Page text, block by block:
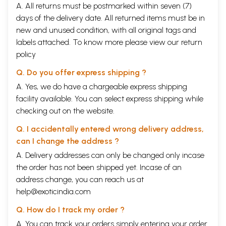
श्री शिव शर्मा से बड़ी सहायता मिली है ।
विषय सूची
( पहला भाग)
दूसरा परिच्छेद धुताङ्ग निर्देश
3 तीसरा परिच्छेद कर्मस्थान ग्रहण निर्देश 81
4 चौथा परिच्छेद पृथ्वी कसिण निर्देश
5 पाँचवाँ परिच्छेद शेष कसिण निर्देश 153
छठाँ परिच्छेद अशुभ कर्मस्थान निर्देश 160
7 सातवाँ परिच्छेद छ अनुस्मृति निर्देश 176
आठवाँ परिच्छेद अनुस्मृति कर्मस्थान निर्देश
नवाँ परिच्छेद ब्रह्मविहार निर्देश
10 दसवाँ परिच्छेद आरूप्य निर्देश 290
A. All returns must be postmarked within seven (7)
days of the delivery date. All returned items must be in
new and unused condition, with all original tags and
labels attached. To know more please view our return
policy
Q. Do you offer express shipping ?
A. Yes, we do have a chargeable express shipping
facility available. You can select express shipping while
checking out on the website.
Q. I accidentally entered wrong delivery address,
can I change the address ?
A. Delivery addresses can only be changed only incase
the order has not been shipped yet. Incase of an
address change, you can reach us at
help@exoticindia.com
Q. How do I track my order ?
A. You can track your orders simply entering your order